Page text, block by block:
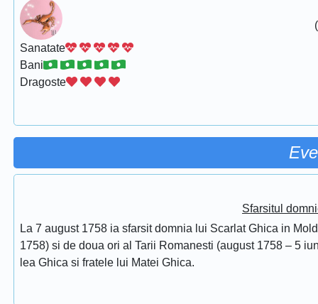
Sanatate
Bani
Dragoste
Sfarsitul
La 7 august 1758 ia sfarsit domnia lui Scarlat Ghica in
1758) si de doua ori al Tarii Romanesti (august 1758 – 5
lea Ghica si fratele lui Matei Ghica.